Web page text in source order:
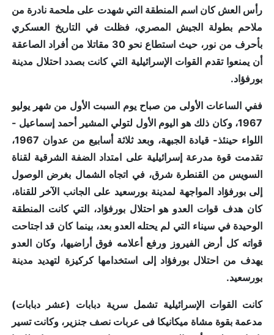
رأس العش كان اسم المنطقة التي شهدت على ملحمة نادرة من
ملاحم بطولة الجيش المصري، فظلت في التاريخ العسكري
بأحرف من نور، حيث استطاع نحو 30 مقاتلا من أفراد الصاعقة
أن يمنعوا تقدم القوات الإسرائيلية التي كانت بصدد احتلال مدينة
بورفؤاد.
ففي الساعات الأولى من صباح يوم السبت الأول من شهر يوليو
1967، وكان ذلك هو اليوم الأول لتولي المشير أحمد إسماعيل -
اللواء حينئذ- قيادة الجبهة، وبعد ثلاثة أسابيع من عدوان 1967،
تقدمت قوة مدرعة إسرائيلية على امتداد الضفة الشرقية لقناة
السويس من القنطرة شرق، في اتجاه الشمال بغرض الوصول
إلى بورفؤاد المواجهة لمدينة بورسعيد على الجانب الآخر للقناة،
كان هدف قوات العدو هو احتلال بورفؤاد، التي كانت المنطقة
الوحيدة في سيناء التي لم يحتله العدو بعد، بينما كان قد اجتاحت
قواته كل أرض الفيروز ورفع أعلامه فوق أراضيها، وكان العدو
يهدف من احتلال بورفؤاد إلى استخدامها كركيزة لتهديد مدينة
بورسعيد.
كانت القوات الإسرائيلية تشمل سرية دبابات (عشر دبابات)
مدعمة بقوة مشاة ميكانيكا فى عربات نصف جنزير، وكانت تسير